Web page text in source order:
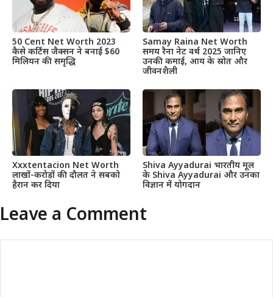
50 Cent Net Worth 2023
कैसे कर्टिस जैक्सन ने बनाई $60
मिलियन की समृद्धि
Samay Raina Net Worth
समय रैना नेट वर्थ 2025 जानिए
उनकी कमाई, आय के स्रोत और
जीवनशैली
Xxxtentacion Net Worth
लाखों-करोड़ों की दौलत ने सबको
हैरान कर दिया
Shiva Ayyadurai भारतीय मूल
के Shiva Ayyadurai और उनका
विज्ञान में योगदान
Leave a Comment